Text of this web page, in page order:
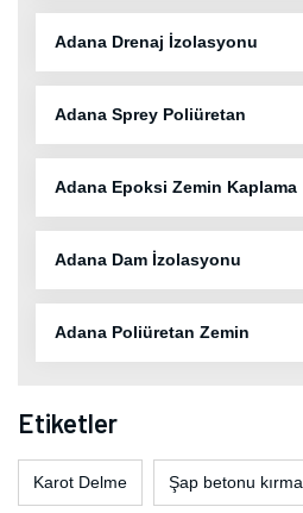
Adana Drenaj İzolasyonu
Adana Sprey Poliüretan
Adana Epoksi Zemin Kaplama
Adana Dam İzolasyonu
Adana Poliüretan Zemin
Etiketler
Karot Delme Şap betonu kırma